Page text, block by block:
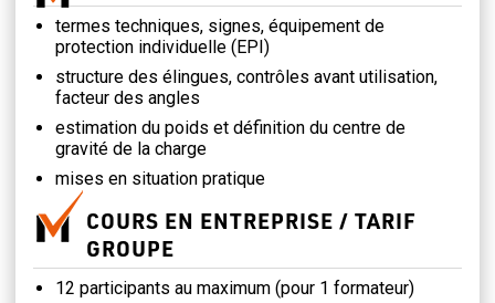
termes techniques, signes, équipement de
protection individuelle (EPI)
structure des élingues, contrôles avant utilisation,
facteur des angles
estimation du poids et définition du centre de
gravité de la charge
mises en situation pratique
COURS EN ENTREPRISE /TARIF
GROUPE
12 participants au maximum (pour 1 formateur)